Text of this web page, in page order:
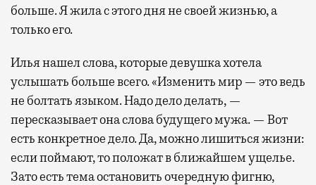
больше. Я жила с этого дня не своей жизнью, а
только его.
Илья нашел слова, которые девушка хотела
услышать больше всего. «Изменить мир — это ведь
не болтать языком. Надо дело делать, —
пересказывает она слова будущего мужа. — Вот
есть конкретное дело. Да, можно лишиться жизни:
если поймают, то положат в ближайшем ущелье.
Зато есть тема остановить очередную фигню,